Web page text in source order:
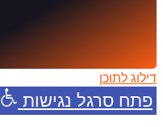
דילוג לתוכן
פתח סרגל נגישות